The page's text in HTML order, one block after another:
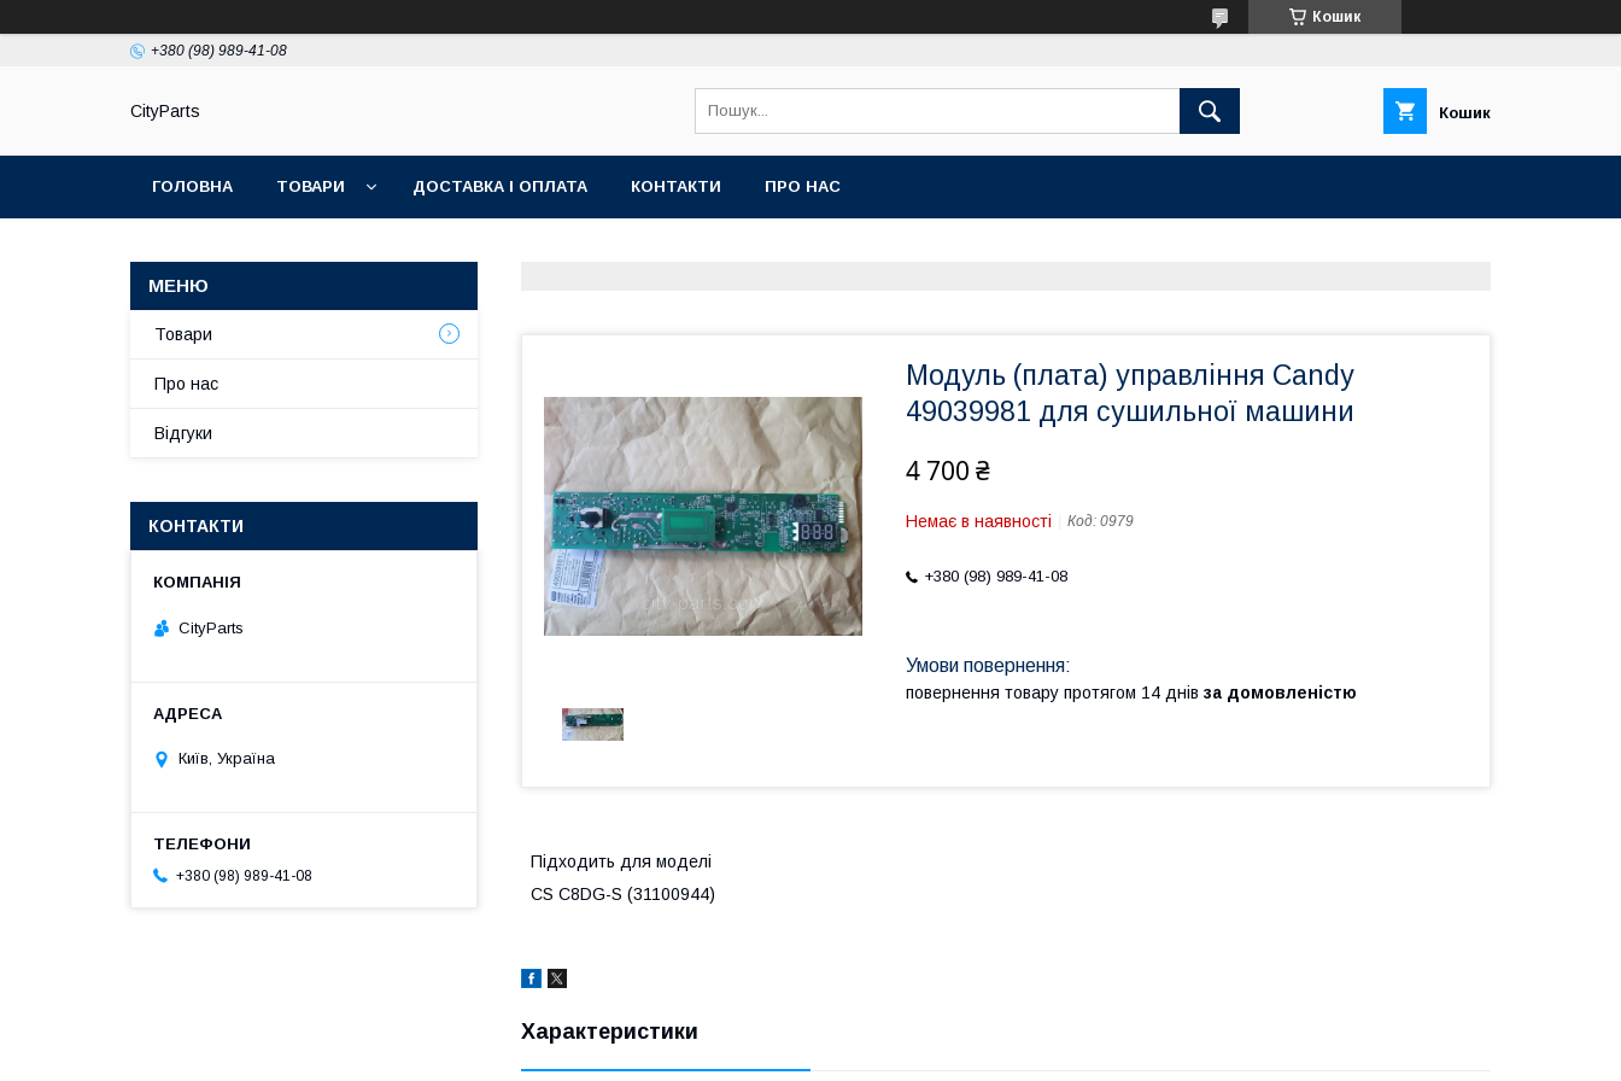
Кошик
+380 (98) 989-41-08
CityParts Кошик
ГОЛОВНА ТОВАРИ ДОСТАВКА І ОПЛАТА КОНТАКТИ ПРО НАС
Модуль (плата) управлiння Candy
49039981 для сушильної машини
4 700 ₴
Немає в наявності Код: 0979
+380 (98) 989-41-08
повернення товару протягом 14 днів за домовленістю
Підходить для моделі
CS C8DG-S (31100944)
Характеристики
Товари
Про нас
Відгуки
КОНТАКТИ
CityParts
Київ, Україна
+380 (98) 989-41-08